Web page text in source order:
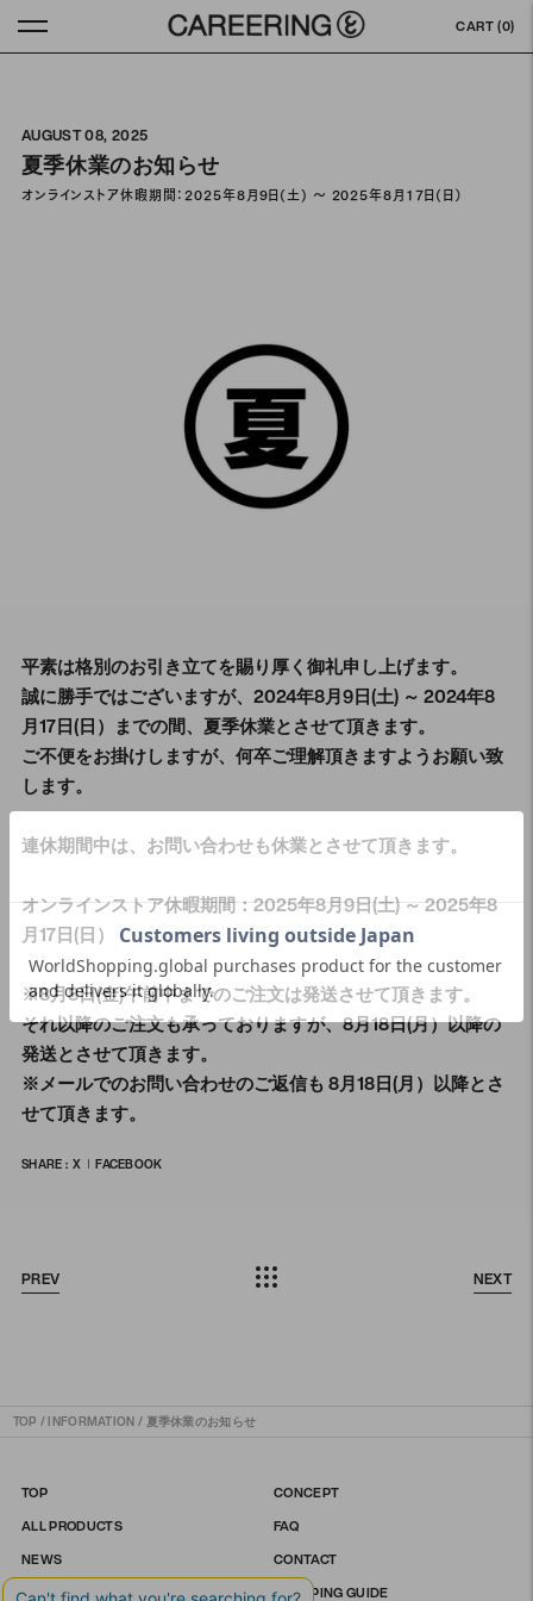
CART (0)
AUGUST 08, 2025
夏季休業のお知らせ
オンラインストア休暇期間：2025年8月9日(土) ～ 2025年8月17日(日）
平素は格別のお引き立てを賜り厚く御礼申し上げます。
誠に勝手ではございますが、2024年8月9日(土) ～ 2024年8
月17日(日）までの間、夏季休業とさせて頂きます。
ご不便をお掛けしますが、何卒ご理解頂きますようお願い致
します。
連休期間中は、お問い合わせも休業とさせて頂きます。
オンラインストア休暇期間：2025年8月9日(土) ～ 2025年8
月17日(日）
※8月8日(金)午前中までのご注文は発送させて頂きます。
それ以降のご注文も承っておりますが、8月18日(月）以降の
発送とさせて頂きます。
※メールでのお問い合わせのご返信も 8月18日(月）以降とさ
せて頂きます。
SHARE : X FACEBOOK
PREV NEXT
TOP /INFORMATION / 夏季休業のお知らせ
TOP
ALL PRODUCTS
NEWS
STORE LIST
CONCEPT
FAQ
CONTACT
SHOPPING GUIDE